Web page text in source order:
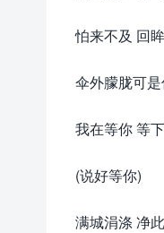
怕来不及 回
伞外朦胧可
我在等你 等
(说好等你)
满城涓涤 净